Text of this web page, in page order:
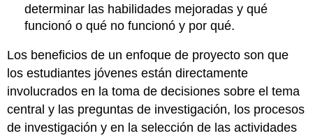
determinar las habilidades mejoradas y qué
funcionó o qué no funcionó y por qué.
Los beneficios de un enfoque de proyecto son que
los estudiantes jóvenes están directamente
involucrados en la toma de decisiones sobre el tema
central y las preguntas de investigación, los procesos
de investigación y en la selección de las actividades